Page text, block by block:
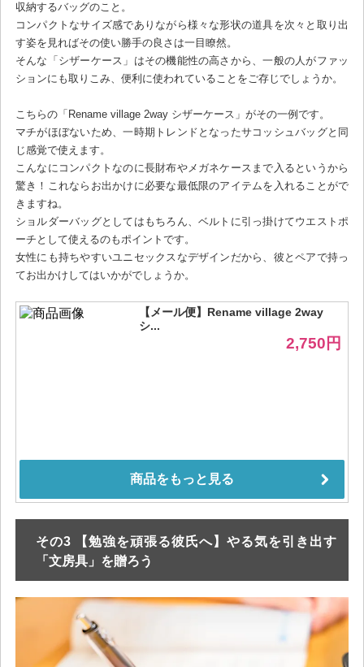
収納するバッグのこと。
コンパクトなサイズ感でありながら様々な形状の道具を次々と取り出
す姿を見ればその使い勝手の良さは一目瞭然。
そんな「シザーケース」はその機能性の高さから、一般の人がファッ
ションにも取りこみ、便利に使われていることをご存じでしょうか。
こちらの「Rename village 2way シザーケース」がその一例です。
マチがほぼないため、一時期トレンドとなったサコッシュバッグと同
じ感覚で使えます。
こんなにコンパクトなのに長財布やメガネケースまで入るというから
驚き！これならお出かけに必要な最低限のアイテムを入れることがで
きますね。
ショルダーバッグとしてはもちろん、ベルトに引っ掛けてウエストポ
ーチとして使えるのもポイントです。
女性にも持ちやすいユニセックスなデザインだから、彼とペアで持っ
てお出かけしてはいかがでしょうか。
その3 【勉強を頑張る彼氏へ】やる気を引き出す
「文房具」を贈ろう